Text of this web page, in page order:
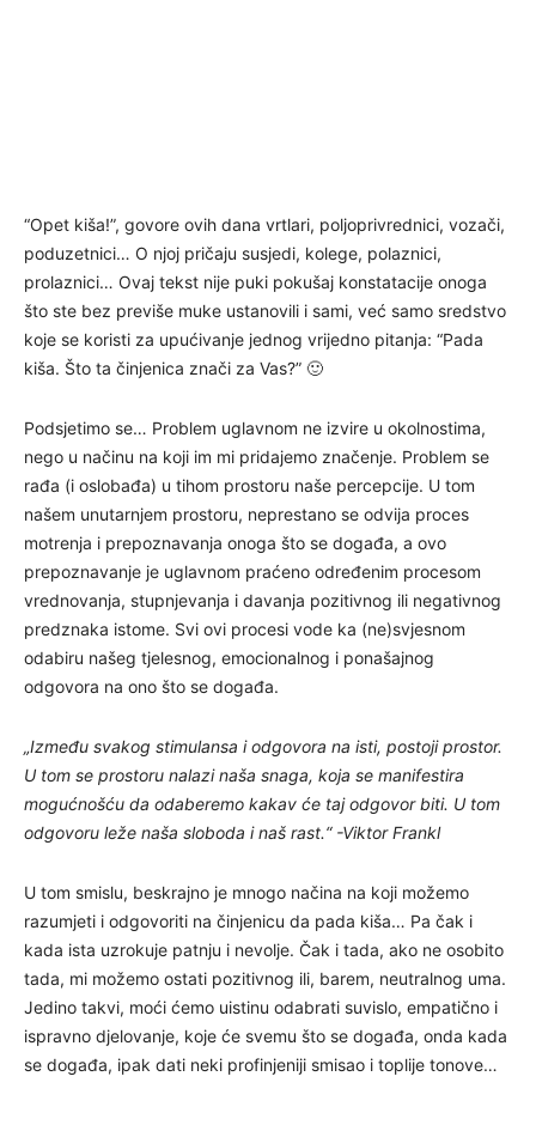
“Opet kiša!”, govore ovih dana vrtlari, poljoprivrednici, vozači,
poduzetnici… O njoj pričaju susjedi, kolege, polaznici,
prolaznici… Ovaj tekst nije puki pokušaj konstatacije onoga
što ste bez previše muke ustanovili i sami, već samo sredstvo
koje se koristi za upućivanje jednog vrijedno pitanja: “Pada
kiša. Što ta činjenica znači za Vas?” 🙂
Podsjetimo se… Problem uglavnom ne izvire u okolnostima,
nego u načinu na koji im mi pridajemo značenje. Problem se
rađa (i oslobađa) u tihom prostoru naše percepcije. U tom
našem unutarnjem prostoru, neprestano se odvija proces
motrenja i prepoznavanja onoga što se događa, a ovo
prepoznavanje je uglavnom praćeno određenim procesom
vrednovanja, stupnjevanja i davanja pozitivnog ili negativnog
predznaka istome. Svi ovi procesi vode ka (ne)svjesnom
odabiru našeg tjelesnog, emocionalnog i ponašajnog
odgovora na ono što se događa.
„Između svakog stimulansa i odgovora na isti, postoji prostor.
U tom se prostoru nalazi naša snaga, koja se manifestira
mogućnošću da odaberemo kakav će taj odgovor biti. U tom
odgovoru leže naša sloboda i naš rast.“ -Viktor Frankl
U tom smislu, beskrajno je mnogo načina na koji možemo
razumjeti i odgovoriti na činjenicu da pada kiša… Pa čak i
kada ista uzrokuje patnju i nevolje. Čak i tada, ako ne osobito
tada, mi možemo ostati pozitivnog ili, barem, neutralnog uma.
Jedino takvi, moći ćemo uistinu odabrati suvislo, empatično i
ispravno djelovanje, koje će svemu što se događa, onda kada
se događa, ipak dati neki profinjeniji smisao i toplije tonove…